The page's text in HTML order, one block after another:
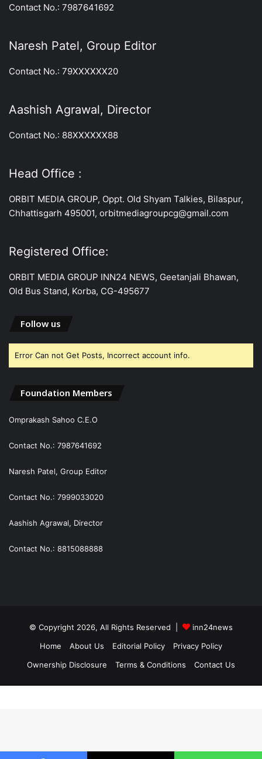
Contact No.: 7987641692
Naresh Patel, Group Editor
Contact No.: 79XXXXXX20
Aashish Agrawal, Director
Contact No.: 88XXXXXX88
Head Office :
ORBIT MEDIA GROUP, Oppt. Old Shyam Talkies, Bilaspur,
Chhattisgarh 495001, orbitmediagroupcg@gmail.com
Registered Office:
ORBIT MEDIA GROUP INN24 NEWS, Geetanjali Bhawan,
Old Bus Stand, Korba, CG-495677
Follow us
Error Can not Get Posts, Incorrect account info.
Foundation Members
Omprakash Sahoo C.E.O
Contact No.: 7987641692
Naresh Patel, Group Editor
Contact No.: 7999033020
Aashish Agrawal, Director
Contact No.: 8815088888
© Copyright 2026, All Rights Reserved |
inn24news
Home
About Us Editorial Policy
Privacy Policy
Ownership Disclosure
Terms & Conditions Contact Us